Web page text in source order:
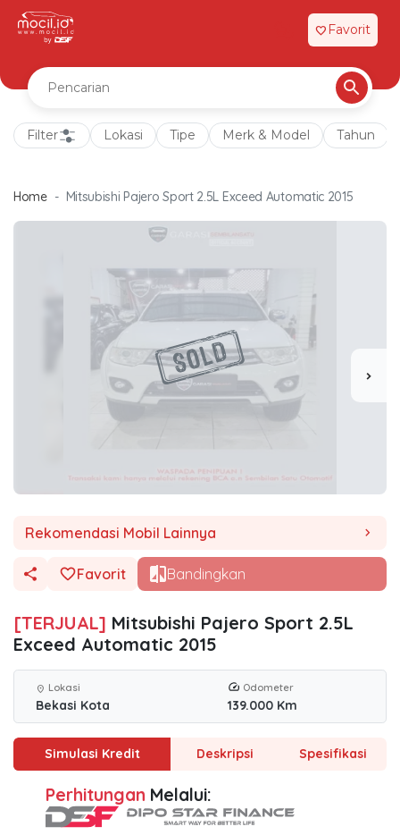
favorite Favorit
Filter Lokasi Tipe Merk & Model Tahun
Home Mitsubishi Pajero Sport 2.5L Exceed Automatic 2015
chevron_right
Rekomendasi Mobil Lainnya chevron_right
Favorit Bandingkan
[TERJUAL] Mitsubishi Pajero Sport 2.5L
Exceed Automatic 2015
location_on Lokasi
Bekasi Kota
Odometer
139.000 Km
Simulasi Kredit Deskripsi Spesifikasi
Perhitungan Melalui: